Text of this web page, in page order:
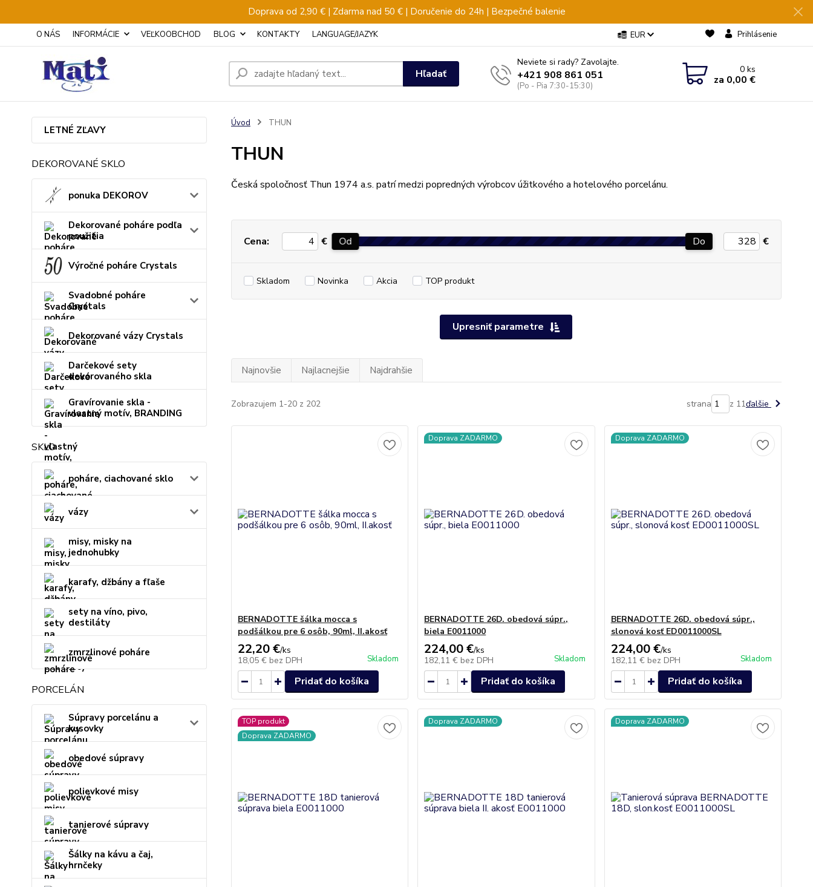
Doprava od 2,90 € | Zdarma nad 50 € | Doručenie do 24h | Bezpečné balenie
O NÁS INFORMÁCIE VEĽKOOBCHOD BLOG KONTAKTY LANGUAGE/JAZYK EUR Prihlásenie
Hľadať
Neviete si rady? Zavolajte.
+421 908 861 051
(Po - Pia 7:30-15:30)
0ks
za 0,00 €
LETNÉ ZĽAVY
DEKOROVANÉ SKLO
ponuka DEKOROV
Dekorované poháre podľa
použitia
Výročné poháre Crystals
Svadobné poháre
Crystals
Dekorované vázy Crystals
Darčekové sety
dekorovaného skla
Gravírovanie skla -
vlastný motív, BRANDING
SKLO
poháre, ciachované sklo
vázy
misy, misky na
jednohubky
karafy, džbány a fľaše
sety na víno, pivo,
destiláty
zmrzlinové poháre
PORCELÁN
Súpravy porcelánu a
kusovky
obedové súpravy
polievkové misy
tanierové súpravy
Šálky na kávu a čaj,
hrnčeky
Úvod THUN
THUN
Česká spoločnosť Thun 1974 a.s. patrí medzi popredných výrobcov úžitkového a hotelového porcelánu.
Upresniť parametre
Cena: € Od Do €
Skladom Novinka Akcia TOP produkt
Najnovšie Najlacnejšie Najdrahšie
Zobrazujem 1-20 z 202 strana z 11ďalšie
BERNADOTTE šálka mocca s
podšálkou pre 6 osôb, 90ml, II.akosť
22,20 €/ks
18,05 € bez DPH Skladom
Pridať do košíka
Doprava ZADARMO
BERNADOTTE 26D. obedová súpr.,
biela E0011000
224,00 €/ks
182,11 € bez DPH Skladom
Pridať do košíka
Doprava ZADARMO
BERNADOTTE 26D. obedová súpr.,
slonová kosť ED0011000SL
224,00 €/ks
182,11 € bez DPH Skladom
Pridať do košíka
TOP produkt
Doprava ZADARMO
Doprava ZADARMO Doprava ZADARMO